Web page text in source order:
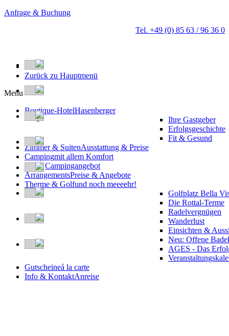
Anfrage & Buchung
Tel. +49 (0) 85 63 / 96 36 0
Zurück zu Hauptmenü
Menu
Boutique-HotelHasenberger
Ihre Gastgeber
Erfolgsgeschichte
Fit & Gesund
Zimmer & SuitenAusstattung & Preise
Campingmit allem Komfort
Campingangebot
ArrangementsPreise & Angebote
Therme & Golfund noch meeeehr!
Golfplatz Bella
Die Rottal-Terme
Radelvergnügen
Wanderlust
Einsichten &
Neu: Offene
AGES - Das
Gutscheineá la carte
Info & KontaktAnreise